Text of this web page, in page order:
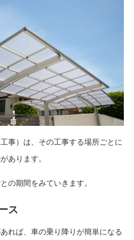
事）は、その工事する場所ごとに
あります。
の期間をみていきます。
ス
れば、車の乗り降りが簡単になる